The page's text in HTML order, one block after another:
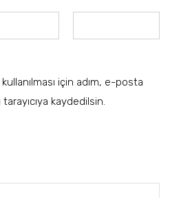
için adım, e-posta
kaydedilsin.